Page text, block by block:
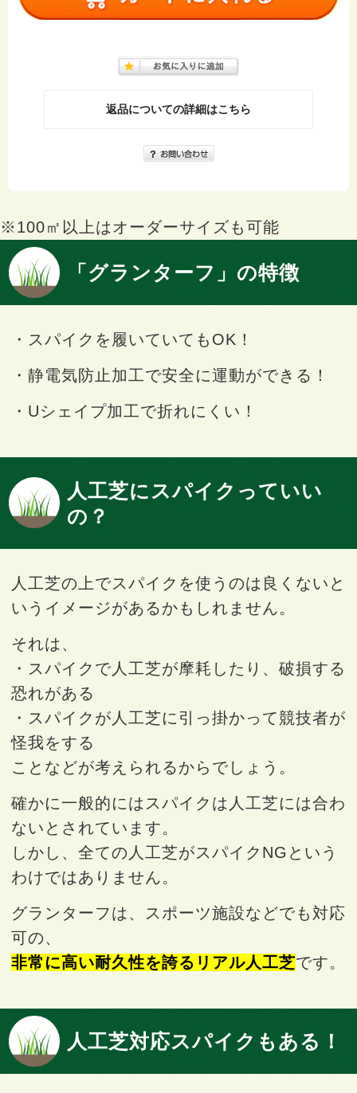
返品についての詳細はこちら
※100㎡以上はオーダーサイズも可能
「グランターフ」の特徴
・スパイクを履いていてもOK！
・静電気防止加工で安全に運動ができる！
・Uシェイプ加工で折れにくい！
人工芝にスパイクっていい
の？
人工芝の上でスパイクを使うのは良くないと
いうイメージがあるかもしれません。
それは、
・スパイクで人工芝が摩耗したり、破損する
恐れがある
・スパイクが人工芝に引っ掛かって競技者が
怪我をする
ことなどが考えられるからでしょう。
確かに一般的にはスパイクは人工芝には合わ
ないとされています。
しかし、全ての人工芝がスパイクNGという
わけではありません。
グランターフは、スポーツ施設などでも対応
可の、
非常に高い耐久性を誇るリアル人工芝です。
人工芝対応スパイクもある！